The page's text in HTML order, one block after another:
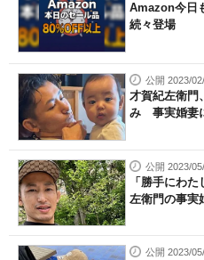
Amazon今日
続々登場
公開 2023/
才賀紀左衛門
み 事実婚妻
公開 2023/
「勝手にわ
左衛門の事実
公開 2023/